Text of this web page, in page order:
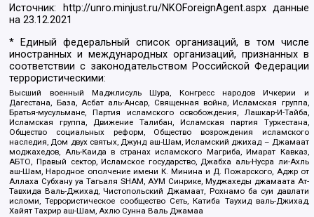
Источник: http://unro.minjust.ru/NKOForeignAgent.aspxданные
на23.12.2021
* Единый федеральный список организаций, в том числе
иностранных и международных организаций, признанных в
соответствии с законодательством Российской Федерации
террористическими:
Высший военный Маджлисуль Шура, Конгресс народов Ичкерии и
Дагестана, База, Асбат аль-Ансар, Священная война, Исламская группа,
Братья-мусульмане, Партия исламского освобождения, Лашкар-И-Тайба,
Исламская группа, Движение Талибан, Исламская партия Туркестана,
Общество социальных реформ, Общество возрождения исламского
наследия, Дом двух святых, Джунд аш-Шам, Исламский джихад – Джамаат
моджахедов, Аль-Каида в странах исламского Магриба, Имарат Кавказ,
АБТО, Правый сектор, Исламское государство, Джабха аль-Нусра ли-Ахль
аш-Шам, Народное ополчение имени К. Минина и Д. Пожарского, Аджр от
Аллаха Субхану уа Тагьаля SHAM, АУМ Синрике, Муджахеды джамаата Ат-
Тавхида Валь-Джихад, Чистопольский Джамаат, Рохнамо ба суи давлати
исломи, Террористическое сообщество Сеть, Катиба Таухид валь-Джихад,
Хайят Тахрир аш-Шам, Ахлю Сунна Валь Джамаа